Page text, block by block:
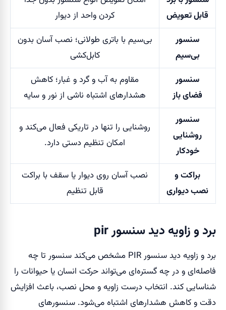
قابل تعویض
کردن واحد از دیوار
سنسور
بی‌سیم
بی‌سیم با باتری طولانی؛ نصب آسان بدون
کابل‌کشی
سنسور
فضای باز
مقاوم به آب و گرد و غبار؛ کاهش
هشدارهای اشتباه ناشی از نور و سایه
سنسور
روشنایی
خودکار
روشنایی را تنها در تاریکی فعال می‌کند و
امکان تنظیم دستی دارد.
براکت و
نصب دیواری
نصب آسان روی دیوار یا سقف با براکت
قابل تنظیم
برد و زاویه دید سنسور pir
برد و زاویه دید سنسور PIR مشخص می‌کند سنسور تا چه
فاصله‌ای و در چه گستره‌ای می‌تواند حرکت انسان یا حیوانات را
شناسایی کند. انتخاب درست زاویه و محل نصب، باعث افزایش
دقت و کاهش هشدارهای اشتباه می‌شود. سنسورهای